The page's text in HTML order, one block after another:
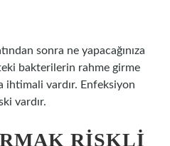
sonra ne yapacağınıza
bakterilerin rahme girme
ihtimali vardır. Enfeksiyon
vardır.
RISKLI